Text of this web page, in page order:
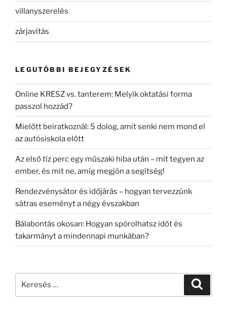
villanyszerelés
zárjavítás
LEGUTÓBBI BEJEGYZÉSEK
Online KRESZ vs. tanterem: Melyik oktatási forma
passzol hozzád?
Mielőtt beiratkoznál: 5 dolog, amit senki nem mond el
az autósiskola előtt
Az első tíz perc egy műszaki hiba után – mit tegyen az
ember, és mit ne, amíg megjön a segítség!
Rendezvénysátor és időjárás – hogyan tervezzünk
sátras eseményt a négy évszakban
Bálabontás okosan: Hogyan spórolhatsz időt és
takarmányt a mindennapi munkában?